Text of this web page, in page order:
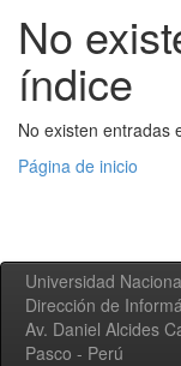
No
índice
No existen entradas
Página de inicio
Universidad
Dirección de
Av. Daniel Alcides
Pasco - Perú